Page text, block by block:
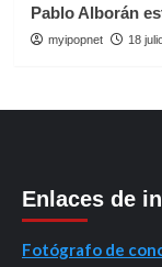
Pablo Alborán
myipopnet 18
Enlaces de
Fotógrafo de